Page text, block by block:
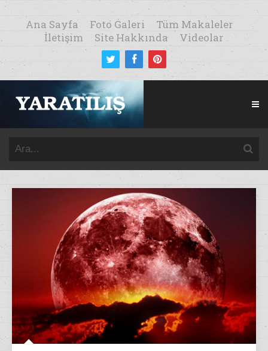
Ana Sayfa Foto Galeri
Tüm Makaleler
İletişim
Site Hakkında Videolar